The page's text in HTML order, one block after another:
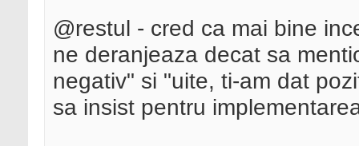
@restul - cred ca mai bine
ne deranjeaza decat sa
negativ" si "uite, ti-am dat
sa insist pentru